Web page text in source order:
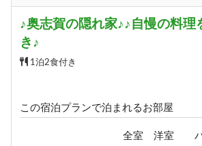
♪奥志賀の隠れ家♪♪自慢の料理
き♪
1泊2食付き
この宿泊プランで泊まれるお部屋
全室 洋室 バ